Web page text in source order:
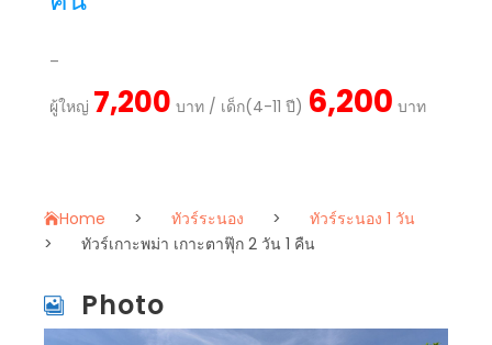
–
ผู้ใหญ่ 7,200 บาท / เด็ก(4-11 ปี) 6,200 บาท
Home > ทัวร์ระนอง >
ทัวร์ระนอง 1 วัน
>
ทัวร์เกาะพม่า เกาะตาฟุ๊ก 2 วัน 1 คืน
Photo